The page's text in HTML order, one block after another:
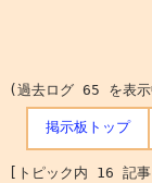
(過去ログ 65 を表
掲示板トップ
[トピック内 16